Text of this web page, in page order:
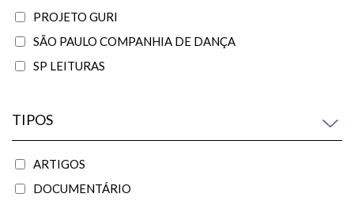
PROJETO GURI
SÃO PAULO COMPANHIA DE DANÇA
SP LEITURAS
TIPOS
ARTIGOS
DOCUMENTÁRIO